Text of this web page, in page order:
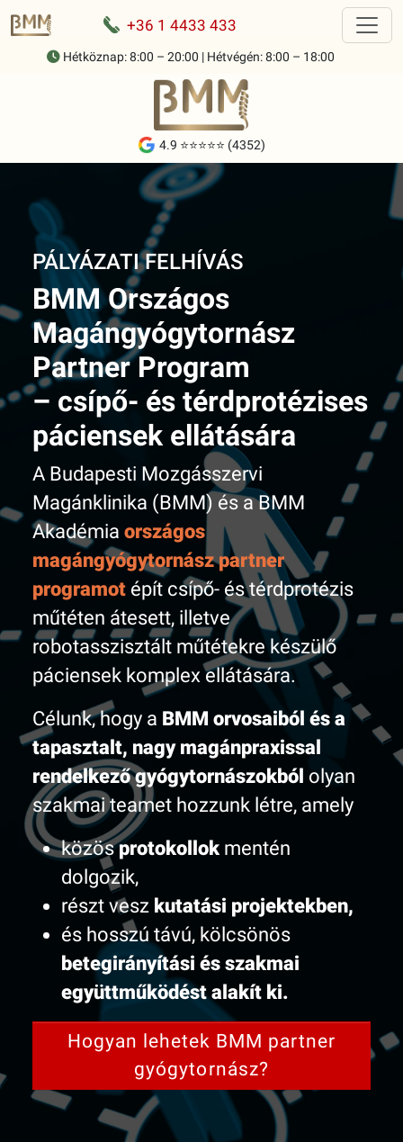
+36 1 4433 433
Hétköznap: 8:00 – 20:00 | Hétvégén: 8:00 – 18:00
4.9 ⭐⭐⭐⭐⭐ (4352)
PÁLYÁZATI FELHÍVÁS
BMM Országos
Magángyógytornász
Partner Program
– csípő- és térdprotézises
páciensek ellátására
A Budapesti Mozgásszervi
Magánklinika (BMM) és a BMM
Akadémia országos
magángyógytornász partner
programot épít csípő- és térdprotézis
műtéten átesett, illetve
robotasszisztált műtétekre készülő
páciensek komplex ellátására.
Célunk, hogy a BMM orvosaiból és a
tapasztalt, nagy magánpraxissal
rendelkező gyógytornászokból olyan
szakmai teamet hozzunk létre, amely
közösprotokollok mentén
dolgozik,
részt vesz kutatási projektekben,
és hosszú távú, kölcsönös
betegirányítási és szakmai
együttműködést alakít ki.
Hogyan lehetek BMM partner
gyógytornász?